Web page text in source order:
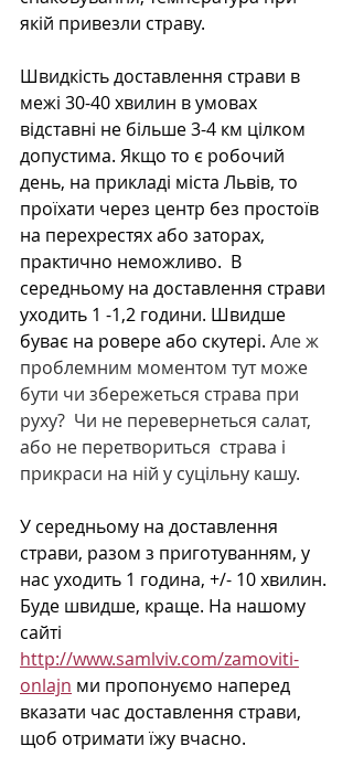
якій привезли страву.
Швидкість доставлення страви в
межі 30-40 хвилин в умовах
відставні не більше 3-4 км цілком
допустима. Якщо то є робочий
день, на прикладі міста Львів, то
проїхати через центр без простоїв
на перехрестях або заторах,
практично неможливо.  В
середньому на доставлення страви
уходить 1 -1,2 години. Швидше
буває на ровере або скутері. Але ж
проблемним моментом тут може
бути чи збережеться страва при
руху?  Чи не перевернеться салат,
або не перетвориться  страва і
прикраси на ній у суцільну кашу.
У середньому на доставлення
страви, разом з приготуванням, у
нас уходить 1 година, +/- 10 хвилин.
Буде швидше, краще. На нашому
сайті
http://www.samlviv.com/zamoviti-
onlajn ми пропонуємо наперед
вказати час доставлення страви,
щоб отримати їжу вчасно.